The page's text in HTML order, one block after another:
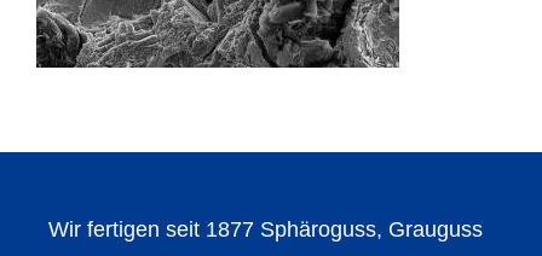
Wir fertigen seit 1877 Sphäroguss, Grauguss